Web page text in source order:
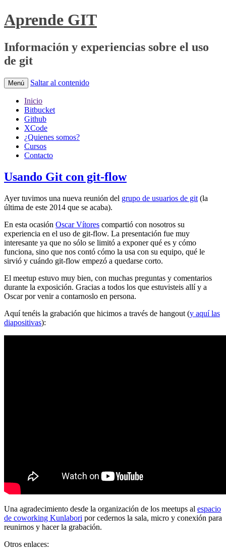
Aprende GIT
Información y experiencias sobre el uso
de git
Menú Saltar al contenido
Inicio
Bitbucket
Github
XCode
¿Quienes somos?
Cursos
Contacto
Usando Git con git-flow
Ayer tuvimos una nueva reunión del grupo de usuarios de git (la
última de este 2014 que se acaba).
En esta ocasión Oscar Vítores compartió con nosotros su
experiencia en el uso de git-flow. La presentación fue muy
interesante ya que no sólo se limitó a exponer qué es y cómo
funciona, sino que nos contó cómo la usa con su equipo, qué le
sirvió y cuándo git-flow empezó a quedarse corto.
El meetup estuvo muy bien, con muchas preguntas y comentarios
durante la exposición. Gracias a todos los que estuvisteis allí y a
Oscar por venir a contarnoslo en persona.
Aquí tenéis la grabación que hicimos a través de hangout (y aquí las
diapositivas):
Una agradecimiento desde la organización de los meetups al espacio
de coworking Kunlabori por cedernos la sala, micro y conexión para
reunirnos y hacer la grabación.
Otros enlaces: